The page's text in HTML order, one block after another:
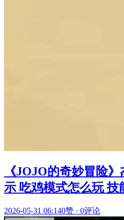
《JOJO的奇妙冒险
示 吃鸡模式怎么玩 技
2026-05-31 06:140赞 · 0评论